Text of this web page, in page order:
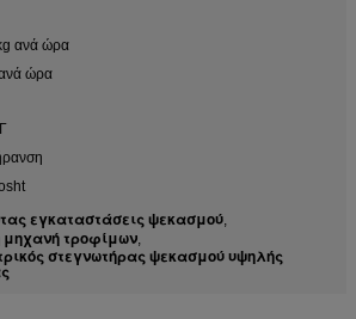
ανά ώρα
ώρα
εγκαταστάσεις ψεκασμού,
μηχανή τροφίμων,
στεγνωτήρας ψεκασμού υψηλής